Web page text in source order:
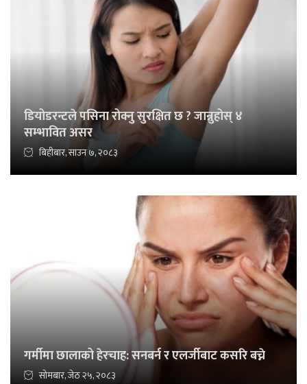
डियोडरन्टले पसिना रोक्नु सुरक्षित छ ? जान्नुहोस् ४
सम्भावित असर
बिहीबार, साउन ७, २०८३
गर्मीमा छालाको हेरचाह: सनबर्न र एलर्जीबाट कसरि बच्ने
सोमबार, जेठ २५, २०८३